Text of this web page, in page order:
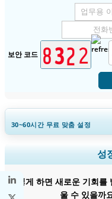
보안 코드
30~60시간무료 맞춤 설정
지역 및 국가 범위 확장, 세그
종
성
어떻게 하면 새로운 기회를
울 수 있을까